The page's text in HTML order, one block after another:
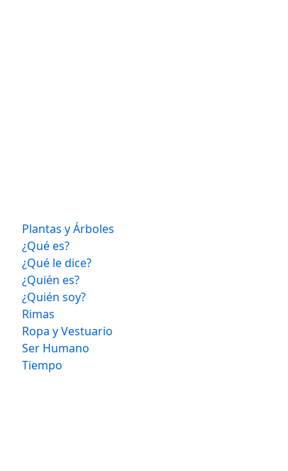
Plantas y Árboles
¿Qué es?
¿Qué le dice?
¿Quién es?
¿Quién soy?
Rimas
Ropa y Vestuario
Ser Humano
Tiempo